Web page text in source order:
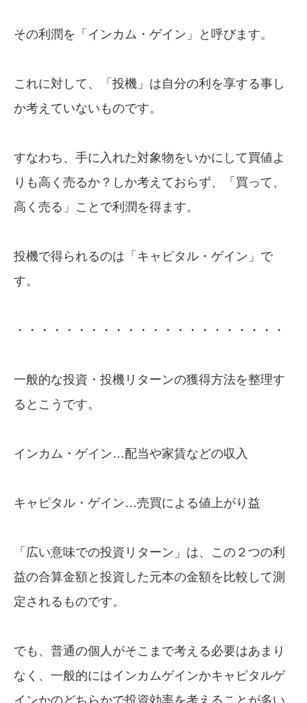
その利潤を「インカム・ゲイン」と呼びます。
これに対して、「投機」は自分の利を享する事し
か考えていないものです。
すなわち、手に入れた対象物をいかにして買値よ
りも高く売るか？しか考えておらず、「買って、
高く売る」ことで利潤を得ます。
投機で得られるのは「キャピタル・ゲイン」で
す。
・・・・・・・・・・・・・・・・・・・・・・
一般的な投資・投機リターンの獲得方法を整理す
るとこうです。
インカム・ゲイン…配当や家賃などの収入
キャピタル・ゲイン…売買による値上がり益
「広い意味での投資リターン」は、この２つの利
益の合算金額と投資した元本の金額を比較して測
定されるものです。
でも、普通の個人がそこまで考える必要はあまり
なく、一般的にはインカムゲインかキャピタルゲ
インかのどちらかで投資効率を考えることが多い